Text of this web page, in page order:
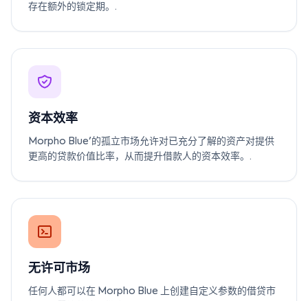
存在额外的锁定期。.
资本效率
Morpho Blue'的孤立市场允许对已充分了解的资产对提供
更高的贷款价值比率，从而提升借款人的资本效率。.
无许可市场
任何人都可以在 Morpho Blue 上创建自定义参数的借贷市